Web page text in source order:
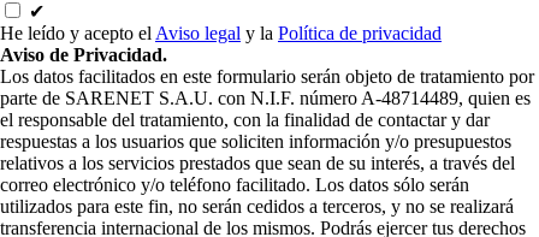
✔
He leído y acepto el Aviso legal y la Política de privacidad
Aviso de Privacidad.
Los datos facilitados en este formulario serán objeto de tratamiento por
parte de SARENET S.A.U. con N.I.F. número A-48714489, quien es
el responsable del tratamiento, con la finalidad de contactar y dar
respuestas a los usuarios que soliciten información y/o presupuestos
relativos a los servicios prestados que sean de su interés, a través del
correo electrónico y/o teléfono facilitado. Los datos sólo serán
utilizados para este fin, no serán cedidos a terceros, y no se realizará
transferencia internacional de los mismos. Podrás ejercer tus derechos